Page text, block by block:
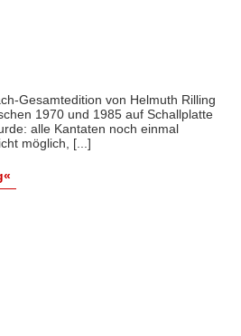
Gesamtedition von Helmuth Rilling
1970 und 1985 auf Schallplatte
alle Kantaten noch einmal
möglich, [...]